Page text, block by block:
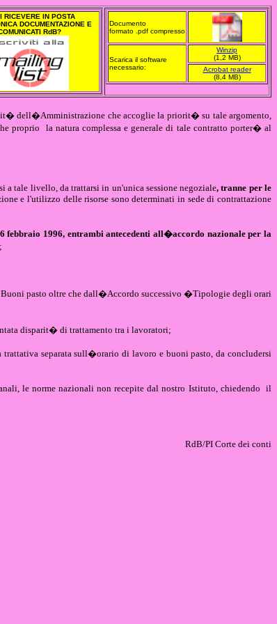
RICEVERE IN POSTA
DOCUMENTAZIONE E
RdB?
Documento
formato .pdf compresso
Scarica il software
necessario:
Winzip
(1,2 MB)
Acrobat reader
(8,4 MB)
dell�Amministrazione che accoglie la priorit� su tale argomento,
proprio
la natura complessa e generale di tale contratto porter� al
tale livello, da trattarsi in un'unica sessione negoziale, tranne per le
e l'utilizzo delle risorse sono determinati in sede di contrattazione
febbraio 1996, entrambi antecedenti all�accordo nazionale per la
pasto oltre che dall�Accordo successivo �Tipologie degli orari
disparit� di trattamento tra i lavoratori;
separata sull�orario di lavoro e buoni pasto, da concludersi
le norme nazionali non recepite dal nostro Istituto, chiedendo
il
RdB/PI Corte dei conti